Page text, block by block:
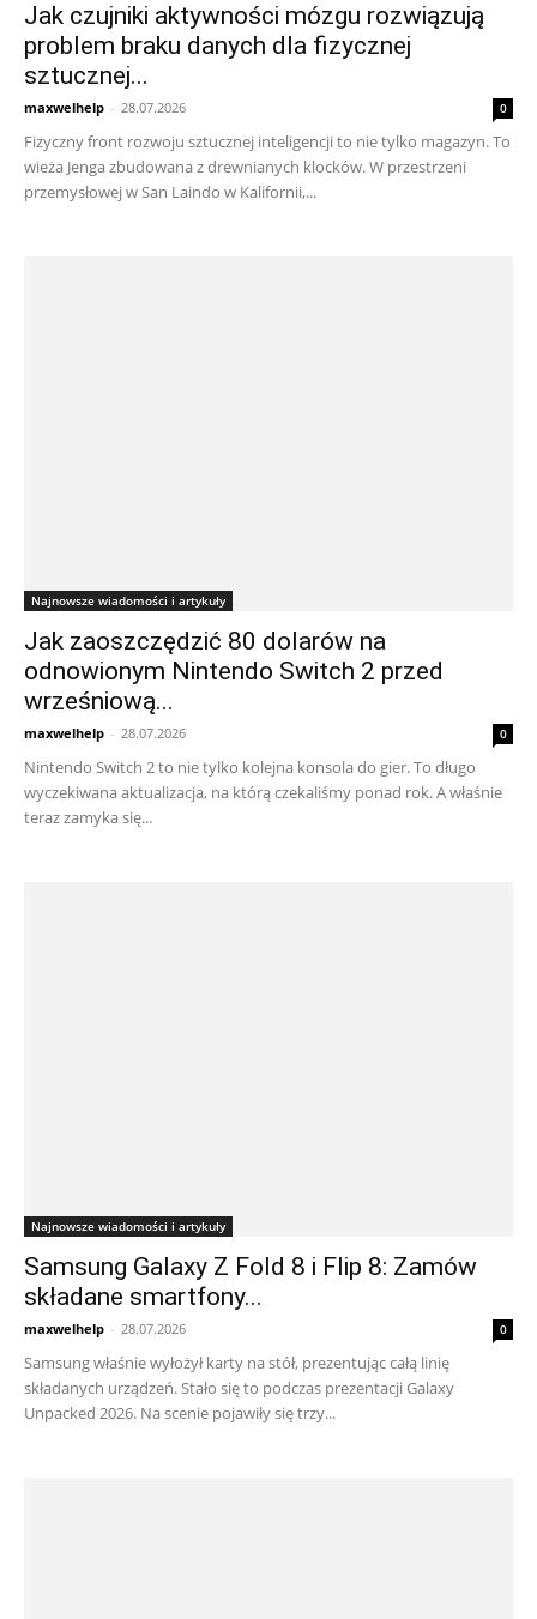
Jak czujniki aktywności mózgu rozwiązują
problem braku danych dla fizycznej
sztucznej...
maxwelhelp - 28.07.2026 0
Fizyczny front rozwoju sztucznej inteligencji to nie tylko magazyn. To
wieża Jenga zbudowana z drewnianych klocków. W przestrzeni
przemysłowej w San Laindo w Kalifornii,...
Najnowsze wiadomości i artykuły
Jak zaoszczędzić 80 dolarów na
odnowionym Nintendo Switch 2 przed
wrześniową...
maxwelhelp - 28.07.2026 0
Nintendo Switch 2 to nie tylko kolejna konsola do gier. To długo
wyczekiwana aktualizacja, na którą czekaliśmy ponad rok. A właśnie
teraz zamyka się...
Najnowsze wiadomości i artykuły
Samsung Galaxy Z Fold 8 i Flip 8: Zamów
składane smartfony...
maxwelhelp - 28.07.2026 0
Samsung właśnie wyłożył karty na stół, prezentując całą linię
składanych urządzeń. Stało się to podczas prezentacji Galaxy
Unpacked 2026. Na scenie pojawiły się trzy...